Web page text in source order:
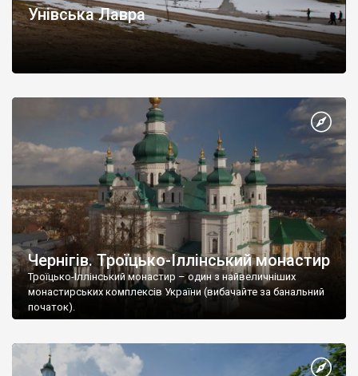
Унівська Лавра
Чернігів. Троїцько-Іллінський монастир
Троїцько-Іллінський монастир – один з найвеличніших
монастирських комплексів України (вибачайте за банальний
початок).